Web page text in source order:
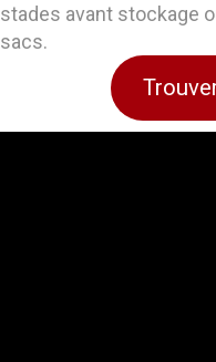
stades avant stockage
sacs.